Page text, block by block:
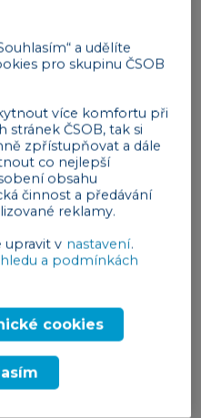
obsah důležitý?
jak obohatit
a čtenáři častěji sdílejí
a vysoce vizuální.
obsah
smyslů než textový
žeupoutá pozornost
Má takéširší
na více kanálech.
stránky, které
obrázků, videí a
a udělíte
pro skupinu ČSOB
více komfortu při
ČSOB, tak si
zpřístupňovat a dále
co nejlepší
obsahu
činnost a předávání
reklamy.
upravit v nastavení.
a podmínkách
cookies